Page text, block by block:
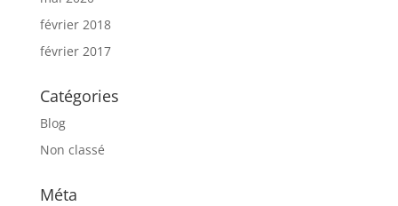
février 2018
février 2017
Catégories
Blog
Non classé
Méta